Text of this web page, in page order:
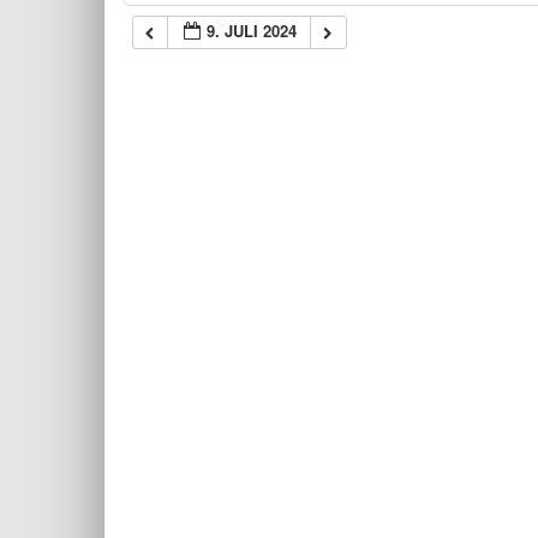
9. JULI 2024